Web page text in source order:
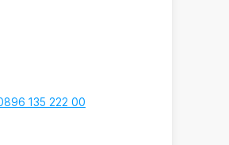
135 222 00